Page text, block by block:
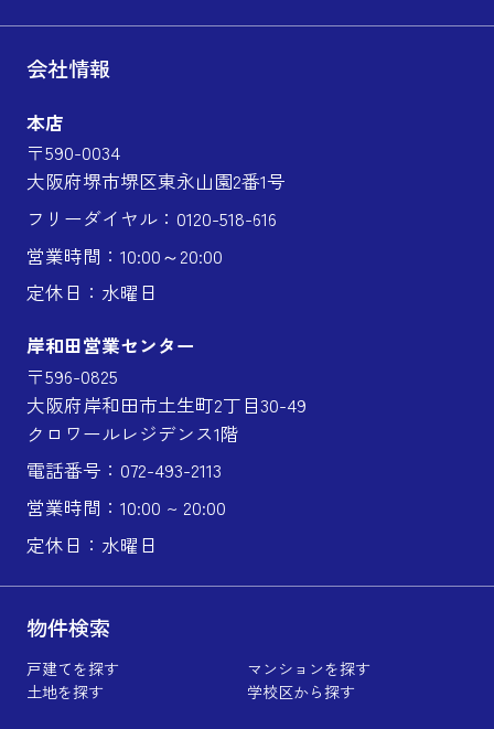
会社情報
本店
〒590-0034
大阪府堺市堺区東永山園2番1号
フリーダイヤル：0120-518-616
営業時間：10:00～20:00
定休日：水曜日
岸和田営業センター
〒596-0825
大阪府岸和田市土生町2丁目30-49
クロワールレジデンス1階
電話番号：072-493-2113
営業時間：10:00 ~ 20:00
定休日：水曜日
物件検索
戸建てを探す
マンションを探す
土地を探す
学校区から探す